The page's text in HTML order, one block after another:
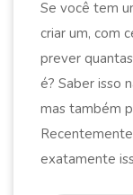
Se você tem
criar um, com
prever
é? Saber isso
mas também
exatamente